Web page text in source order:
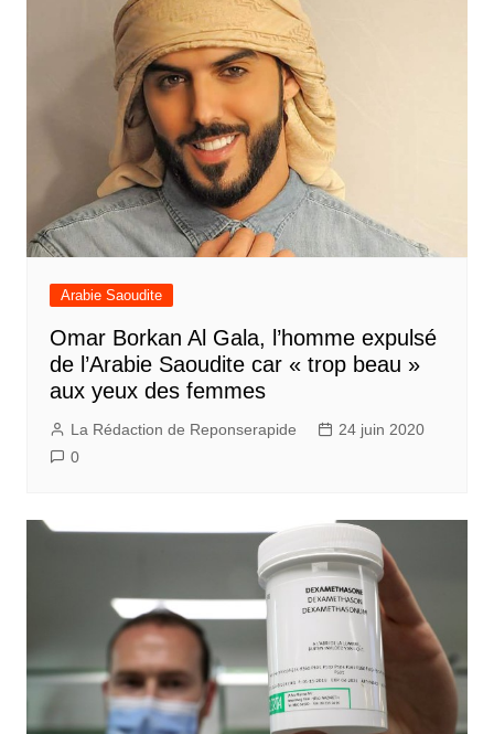
Arabie Saoudite
Omar Borkan Al Gala, l’homme expulsé
de l’Arabie Saoudite car « trop beau »
aux yeux des femmes
La Rédaction de Reponserapide
24 juin 2020
0